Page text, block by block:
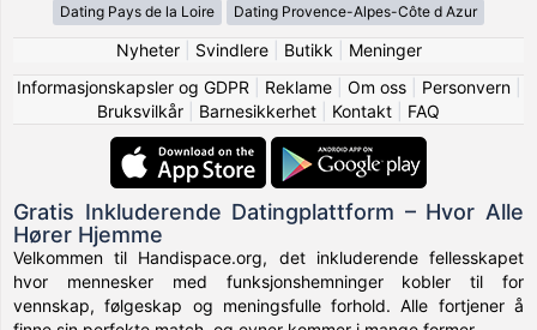
Dating Pays de la Loire Dating Provence-Alpes-Côte d Azur
Nyheter| Svindlere| Butikk
Meninger
Informasjonskapsler og GDPR
Reklame| Om oss| Personvern|
Bruksvilkår
Barnesikkerhet Kontakt FAQ
Gratis Inkluderende Datingplattform – Hvor Alle
Hører Hjemme
Velkommen til Handispace.org, det inkluderende fellesskapet
hvor mennesker med funksjonshemninger kobler til for
vennskap, følgeskap og meningsfulle forhold. Alle fortjener å